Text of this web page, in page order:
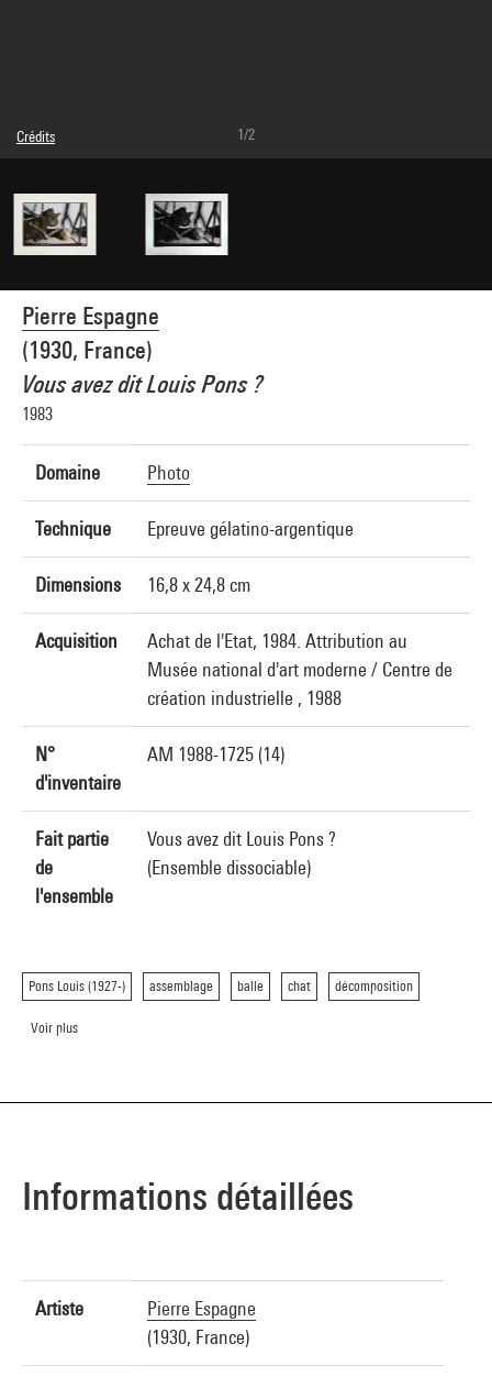
Pierre Espagne
(1930, France)
Vous avez dit Louis Pons ?
1983
Domaine Photo
Technique Epreuve gélatino-argentique
Dimensions 16,8 x 24,8 cm
Acquisition
Achat de l'Etat, 1984. Attribution au
Musée national d'art moderne / Centre de
création industrielle , 1988
N°
d'inventaire
AM 1988-1725 (14)
Fait partie
de
l'ensemble
Vous avez dit Louis Pons ?
(Ensemble dissociable)
Pons Louis (1927-) assemblage balle chat décomposition
Voir plus
Crédits
© droits réservés
GrandPalaisRmn
Réf. image : 4Y08504
Diffusion image :
GrandPalaisRmnPhoto
1/2
Informations détaillées
Artiste
Pierre Espagne
(1930, France)